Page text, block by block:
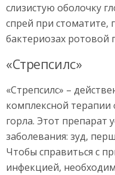
слизистую оболочку
спрей при стоматите,
бактериозах ротовой
«Стрепсилс»
«Стрепсилс» –
комплексной терапии
горла. Этот препарат
заболевания: зуд,
Чтобы справиться с
инфекцией,